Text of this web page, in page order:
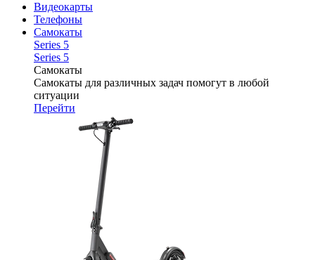
Видеокарты
Телефоны
Самокаты
Series 5
Series 5
Самокаты
Самокаты для различных задач помогут в любой
ситуации
Перейти